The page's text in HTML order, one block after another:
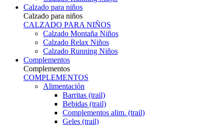
Calzado para niños
Calzado para niños
CALZADO PARA NIÑOS
Calzado Montaña Niños
Calzado Relax Niños
Calzado Running Niños
Complementos
Complementos
COMPLEMENTOS
Alimentación
Barritas (trail)
Bebidas (trail)
Complementos alim. (trail)
Geles (trail)